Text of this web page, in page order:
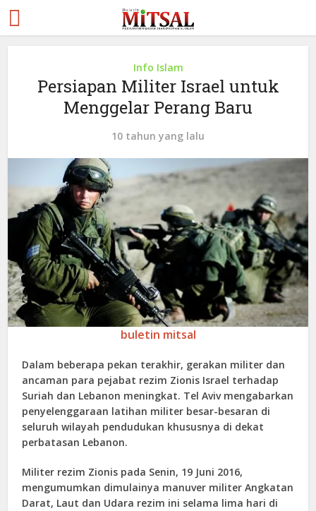
Info Islam
Persiapan Militer Israel untuk
Menggelar Perang Baru
10 tahun yang lalu
buletin mitsal
Dalam beberapa pekan terakhir, gerakan militer dan
ancaman para pejabat rezim Zionis Israel terhadap
Suriah dan Lebanon meningkat. Tel Aviv mengabarkan
penyelenggaraan latihan militer besar-besaran di
seluruh wilayah pendudukan khususnya di dekat
perbatasan Lebanon.
Militer rezim Zionis pada Senin, 19 Juni 2016,
mengumumkan dimulainya manuver militer Angkatan
Darat, Laut dan Udara rezim ini selama lima hari di